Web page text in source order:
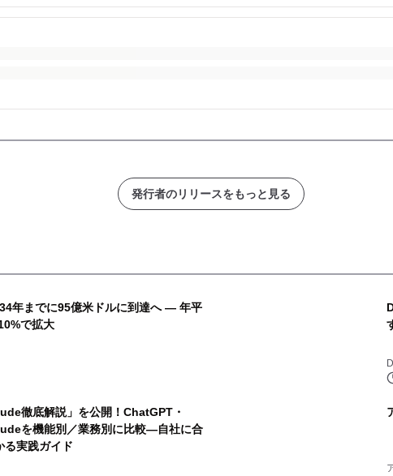
発行者のリリースをもっと見る
年までに95億米ドルに到達へ ― 年平
で拡大
徹底解説」を公開！ChatGPT・
を機能別／業務別に比較―自社に合
る実践ガイド